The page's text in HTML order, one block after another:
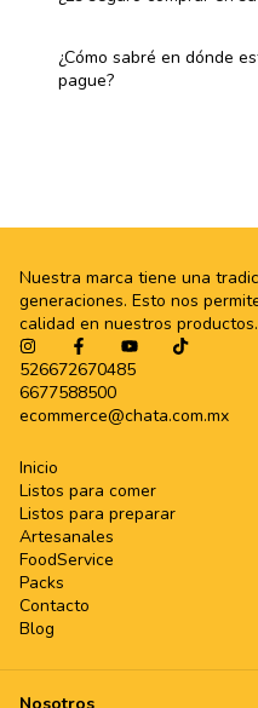
¿Cómo sabré en dónde
pague?
Nuestra marca tiene una
generaciones. Esto nos
calidad en nuestros productos.
526672670485
6677588500
ecommerce@chata.com.mx
Inicio
Listos para comer
Listos para preparar
Artesanales
FoodService
Packs
Contacto
Blog